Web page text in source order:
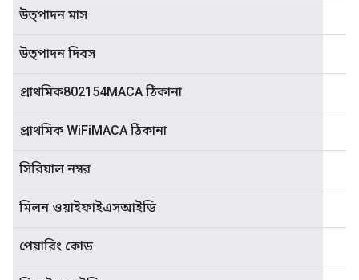
উত্পাদন মাস
উত্পাদন দিবস
প্রাথমিক802154MACA ঠিকানা
প্রাথমিক WiFiMACA ঠিকানা
সিরিয়াল নম্বর
মিলন ওয়াইফাইএসআইডি
পেয়ারিং কোড